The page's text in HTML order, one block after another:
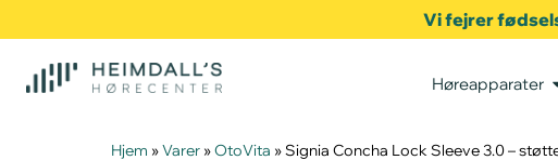
Vi fejrer
Høreapparater
Hjem »Varer »OtoVita »Signia Concha Lock Sleeve 3.0 –